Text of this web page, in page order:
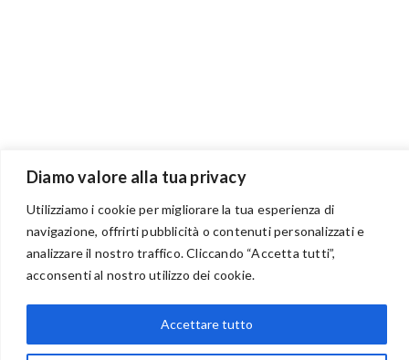
Diamo valore alla tua privacy
Utilizziamo i cookie per migliorare la tua esperienza di
navigazione, offrirti pubblicità o contenuti personalizzati e
analizzare il nostro traffico. Cliccando “Accetta tutti”,
acconsenti al nostro utilizzo dei cookie.
Accettare tutto
BENVENUTI NEL PORTALE RIVENDITORI
via Acqua delle Noci 12